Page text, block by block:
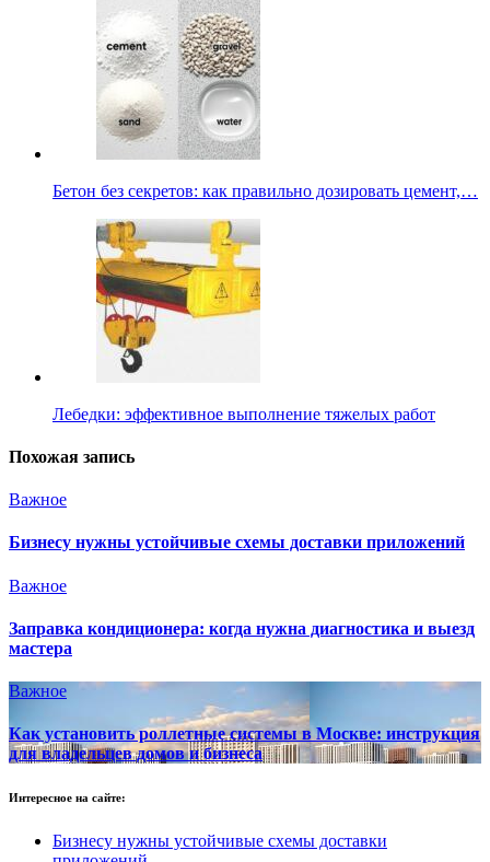
Бетон без секретов: как правильно дозировать цемент,…
Лебедки: эффективное выполнение тяжелых работ
Похожая запись
Важное
Бизнесу нужны устойчивые схемы доставки приложений
Важное
Заправка кондиционера: когда нужна диагностика и выезд
мастера
Важное
Как установить роллетные системы в Москве: инструкция
для владельцев домов и бизнеса
Интересное на сайте:
Бизнесу нужны устойчивые схемы доставки